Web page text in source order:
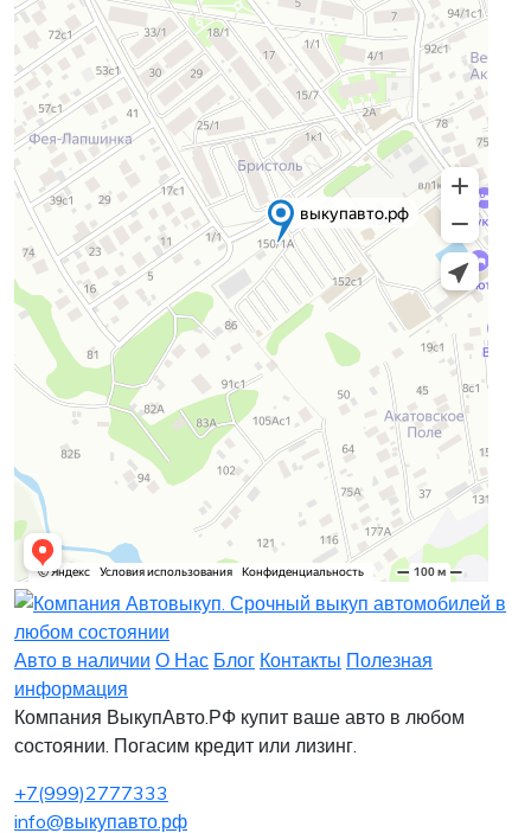
Заявка на лизинг
Заявка на комиссию
Заявка на кредит
Заявка на выкуп
Заполните, пожалуйста, форму.
Хочу заказать автомобиль
Заполните, пожалуйста, форму.
Оставить заявку
Авто в наличии О Нас Блог Контакты Полезная
информация
Компания ВыкупАвто.РФ купит ваше авто в любом
состоянии. Погасим кредит или лизинг.
+7(999)2777333
info@выкупавто.рф